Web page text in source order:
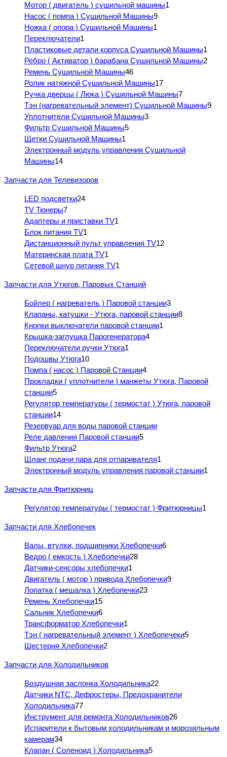
Мотор ( двигатель ) сушильной машины1
Насос ( помпа ) Сушильной Машины9
Ножка ( опора ) Сушильной Машины1
Переключатели1
Пластиковые детали корпуса Сушильной Машины1
Ребро ( Активатор ) барабана Сушильной Машины2
Ремень Сушильной Машины46
Ролик натяжной Сушильной Машины17
Ручка дверцы ( Люка ) Сушильной Машины7
Тэн (нагревательный элемент) Сушильной Машины9
Уплотнители Сушильной Машины3
Фильтр Сушильной Машины5
Щетки Сушильной Машины1
Электронный модуль управления Сушильной
Машины14
Запчасти для Телевизоров
LED подсветки24
TV Тюнеры7
Адаптеры и приставки TV1
Блок питания TV1
Дистанционный пульт управления TV12
Материнская плата TV1
Сетевой шнур питания TV1
Запчасти для Утюгов, Паровых Станций
Бойлер ( нагреватель ) Паровой станции3
Клапаны, катушки - Утюга, паровой станции8
Кнопки выключатели паровой станции1
Крышка-заглушка Парогенератора4
Переключатели ручки Утюга1
Подошвы Утюга10
Помпа ( насос ) Паровой Станции4
Прокладки ( уплотнители ) манжеты Утюга, Паровой
станции5
Регулятор температуры ( термостат ) Утюга, паровой
станции14
Резервуар для воды паровой станции
Реле давления Паровой станции5
Фильтр Утюга2
Шланг подачи пара для отпаривателя1
Электронный модуль управления паровой станции1
Запчасти для Фритюрниц
Регулятор температуры ( термостат ) Фритюрницы1
Запчасти для Хлебопечек
Валы, втулки, подшипники Хлебопечки6
Ведро ( емкость ) Хлебопечки28
Датчики-сенсоры хлебопечки1
Двигатель ( мотор ) привода Хлебопечки9
Лопатка ( мешалка ) Хлебопечки23
Ремень Хлебопечки15
Сальник Хлебопечки6
Трансформатор Хлебопечки1
Тэн ( нагревательный элемент ) Хлебопечеки5
Шестерня Хлебопечки2
Запчасти для Холодильников
Воздушная заслонка Холодильника22
Датчики NTC, Дефростеры, Предохранители
Холодильника77
Инструмент для ремонта Холодильников26
Испарители к бытовым холодильникам и морозильным
камерам34
Клапан ( Соленоид ) Холодильника5